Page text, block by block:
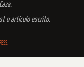
o artículo escrito.